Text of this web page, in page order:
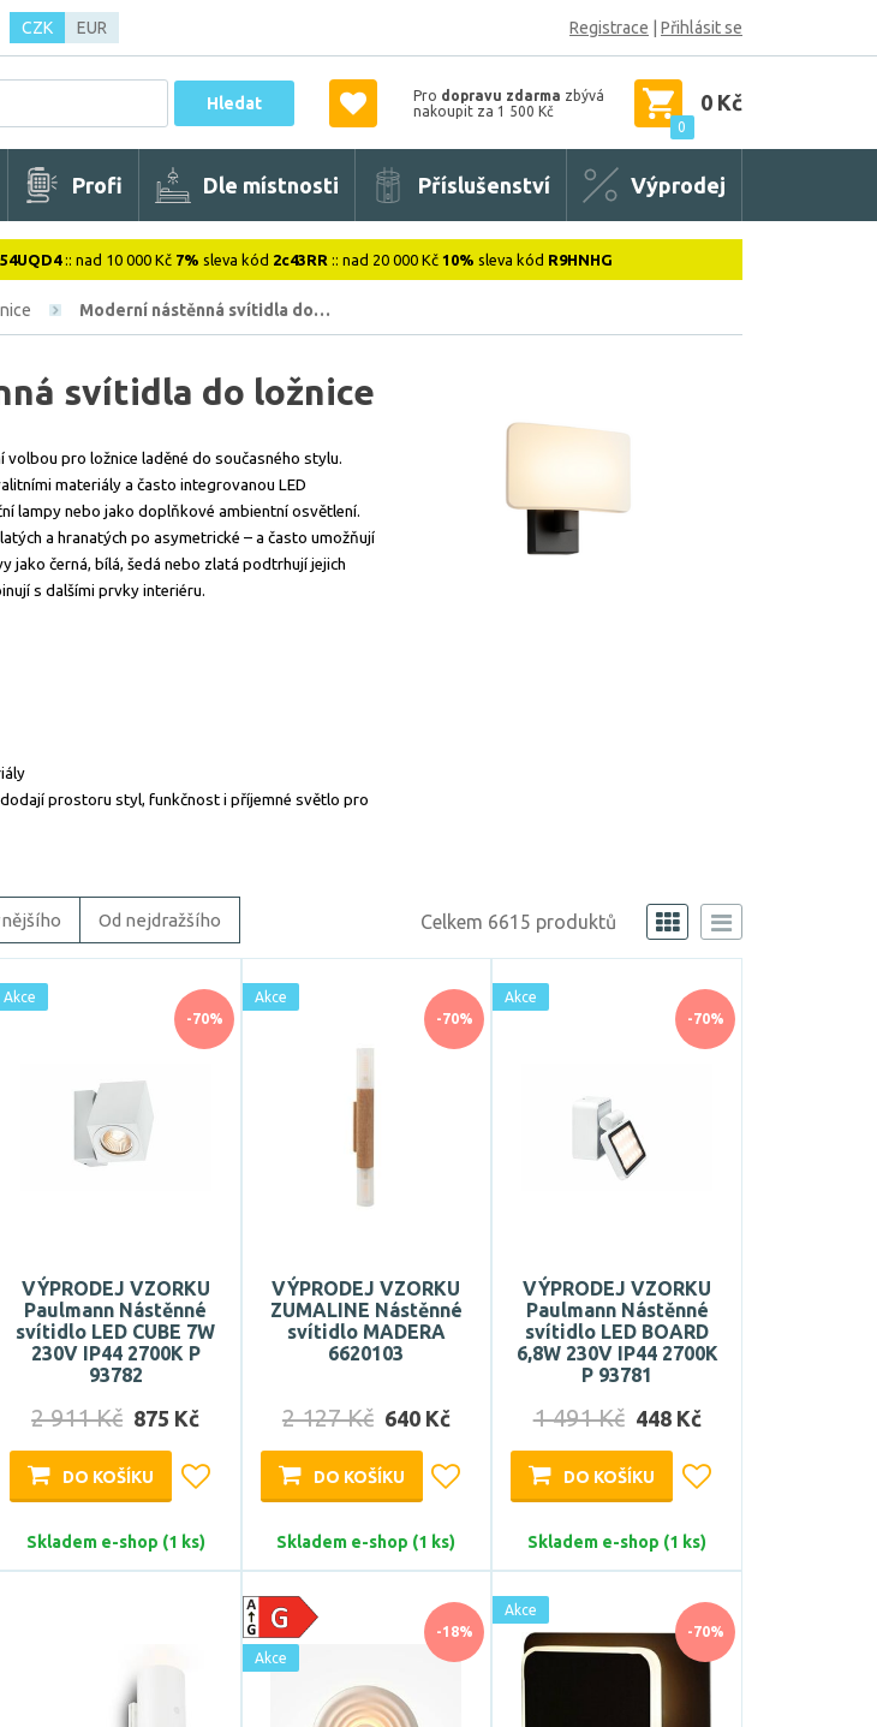
CZK EUR Registrace Přihlásit se
Hledat Pro dopravu zdarma zbývá
nakoupit za 1 500 Kč
0
0 Kč
Profi Dle místnosti Příslušenství Výprodej
54UQD4:: nad 10 000 Kč 7% sleva kód 2c43RR :: nad 20 000 Kč 10% sleva kód R9HNHG
Moderní nástěnná svítidla do…
svítidla do ložnice
pro ložnice laděné do současného stylu.
materiály a často integrovanou LED
lampy nebo jako doplňkové ambientní osvětlení.
a hranatých po asymetrické – a často umožňují
jako černá, bílá, šedá nebo zlatá podtrhují jejich
s dalšími prvky interiéru.
prostoru styl, funkčnost i příjemné světlo pro
Od nejdražšího Celkem 6615 produktů
-70%
Akce
VÝPRODEJ VZORKU
Paulmann Nástěnné
svítidlo LED CUBE 7W
230V IP44 2700K P
93782
2 911 Kč 875 Kč
DO KOŠÍKU
Skladem e-shop (1 ks)
-70%
Akce
VÝPRODEJ VZORKU
ZUMALINE Nástěnné
svítidlo MADERA
6620103
2 127 Kč 640 Kč
DO KOŠÍKU
Skladem e-shop (1 ks)
-70%
Akce
VÝPRODEJ VZORKU
Paulmann Nástěnné
svítidlo LED BOARD
6,8W 230V IP44 2700K
P 93781
1 491 Kč 448 Kč
DO KOŠÍKU
Skladem e-shop (1 ks)
-18%
Akce
-70%
Akce